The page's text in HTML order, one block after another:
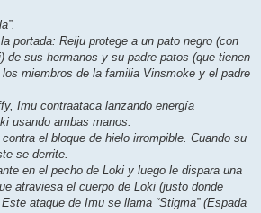
portada: Reiju protege a un pato negro (con
de sus hermanos y su padre patos (que tienen
miembros de la familia Vinsmoke y el padre
Imu contraataca lanzando energía
usando ambas manos.
el bloque de hielo irrompible. Cuando su
se derrite.
en el pecho de Loki y luego le dispara una
atraviesa el cuerpo de Loki (justo donde
ataque de Imu se llama “Stigma” (Espada